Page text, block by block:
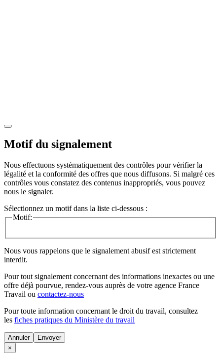
Motif du signalement
Nous effectuons systématiquement des contrôles pour vérifier la
légalité et la conformité des offres que nous diffusons. Si malgré ces
contrôles vous constatez des contenus inappropriés, vous pouvez
nous le signaler.
Sélectionnez un motif dans la liste ci-dessous :
Motif:
Nous vous rappelons que le signalement abusif est strictement
interdit.
Pour tout signalement concernant des informations inexactes ou une
offre déjà pourvue, rendez-vous auprès de votre agence France
Travail ou contactez-nous
Pour toute information concernant le droit du travail, consultez
les fiches pratiques du Ministère du travail
Annuler
×